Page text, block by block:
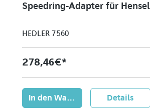
Speedring-Adapter für Hensel
HEDLER 7560
278,46 €*
In den Warenkorb Details